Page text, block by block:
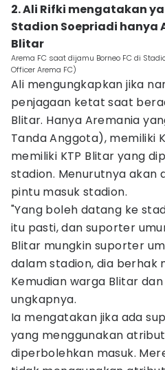
2. Ali Rifki mengatakan
Stadion Soepriadi hanya
Blitar
Arema FC saat dijamu Borneo FC di
Officer Arema FC)
Ali mengungkapkan jika
penjagaan ketat saat
Blitar. Hanya Aremania
Tanda Anggota), memiliki
memiliki KTP Blitar yang
stadion. Menurutnya akan
pintu masuk stadion.
"Yang boleh datang ke
itu pasti, dan suporter
Blitar mungkin suporter
dalam stadion, dia berhak
Kemudian warga Blitar
ungkapnya.
Ia mengatakan jika ada
yang menggunakan
diperbolehkan masuk.